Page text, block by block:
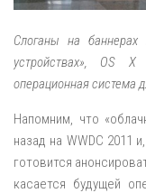
Слоганы на
устройствах», OS
операционная система
Напомним, что
назад на WWDC 2011
готовится
касается будущей